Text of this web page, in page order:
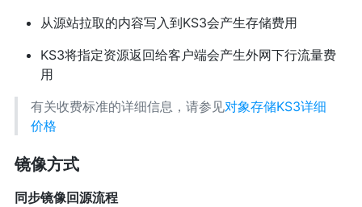
从源站拉取的内容写入到KS3会产生存储费用
KS3将指定资源返回给客户端会产生外网下行流量费
用
有关收费标准的详细信息，请参见对象存储KS3详细
价格
镜像方式
同步镜像回源流程